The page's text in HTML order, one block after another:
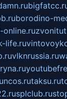
borodino-
online.ru
life.ru
vlknrussia.ru
taksu.ru
splclub.ru